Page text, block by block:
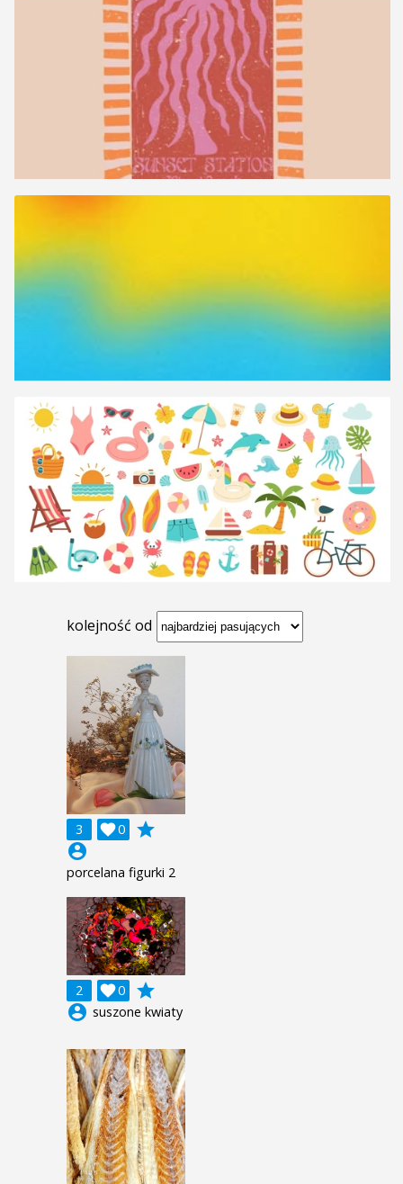
kolejność od
3 0

grade
account_circle
porcelana figurki 2
2 0

grade
account_circle suszone kwiaty